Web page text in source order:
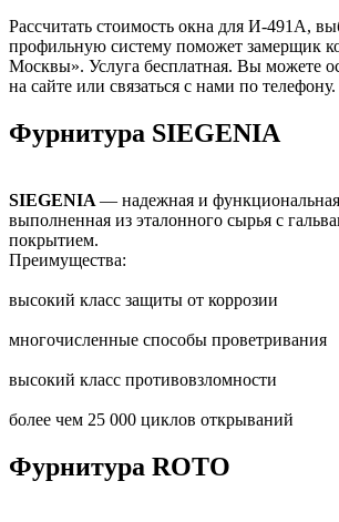
Рассчитать стоимость окна для И-491А,
профильную систему поможет замерщик
Москвы». Услуга бесплатная. Вы можете
на сайте или связаться с нами по телефону.
Фурнитура SIEGENIA
SIEGENIA — надежная и
выполненная из эталонного сырья с
покрытием.
Преимущества:
высокий класс защиты от коррозии
многочисленные способы проветривания
высокий класс противовзломности
более чем 25 000 циклов открываний
Фурнитура ROTO